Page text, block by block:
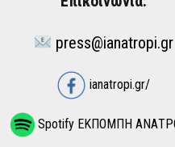
press@ianatropi.gr
ianatropi.gr/
Spotify ΕΚΠΟΜΠΗ